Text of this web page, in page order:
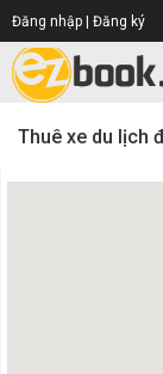
Đăng nhập | Đăng ký
Thuê xe du lịch